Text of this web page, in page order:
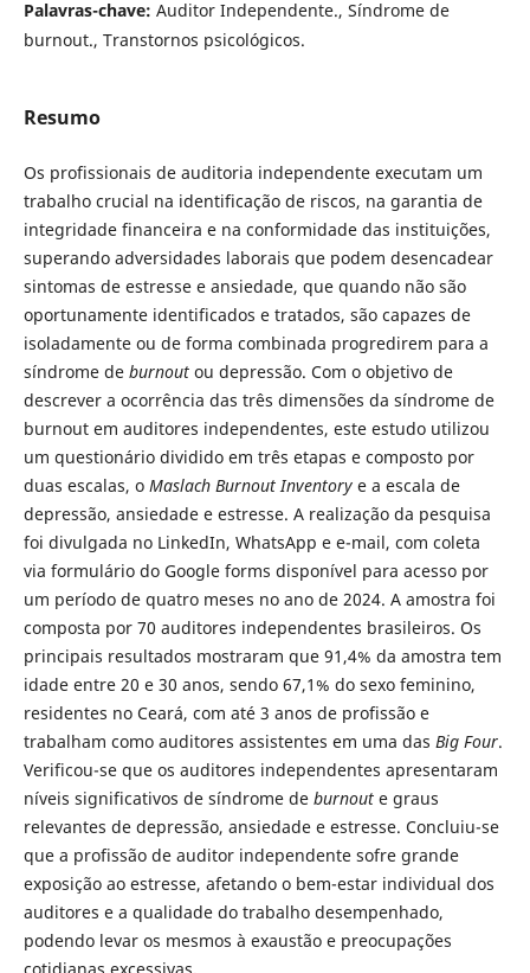
Palavras-chave: Auditor Independente., Síndrome de
burnout., Transtornos psicológicos.
Resumo
Os profissionais de auditoria independente executam um
trabalho crucial na identificação de riscos, na garantia de
integridade financeira e na conformidade das instituições,
superando adversidades laborais que podem desencadear
sintomas de estresse e ansiedade, que quando não são
oportunamente identificados e tratados, são capazes de
isoladamente ou de forma combinada progredirem para a
síndrome de burnoutou depressão. Com o objetivo de
descrever a ocorrência das três dimensões da síndrome de
burnout em auditores independentes, este estudo utilizou
um questionário dividido em três etapas e composto por
duas escalas, o Maslach Burnout Inventorye a escala de
depressão, ansiedade e estresse. A realização da pesquisa
foi divulgada no LinkedIn, WhatsApp e e-mail, com coleta
via formulário do Google forms disponível para acesso por
um período de quatro meses no ano de 2024. A amostra foi
composta por 70 auditores independentes brasileiros. Os
principais resultados mostraram que 91,4% da amostra tem
idade entre 20 e 30 anos, sendo 67,1% do sexo feminino,
residentes no Ceará, com até 3 anos de profissão e
trabalham como auditores assistentes em uma das Big Four.
Verificou-se que os auditores independentes apresentaram
níveis significativos de síndrome de burnoute graus
relevantes de depressão, ansiedade e estresse. Concluiu-se
que a profissão de auditor independente sofre grande
exposição ao estresse, afetando o bem-estar individual dos
auditores e a qualidade do trabalho desempenhado,
podendo levar os mesmos à exaustão e preocupações